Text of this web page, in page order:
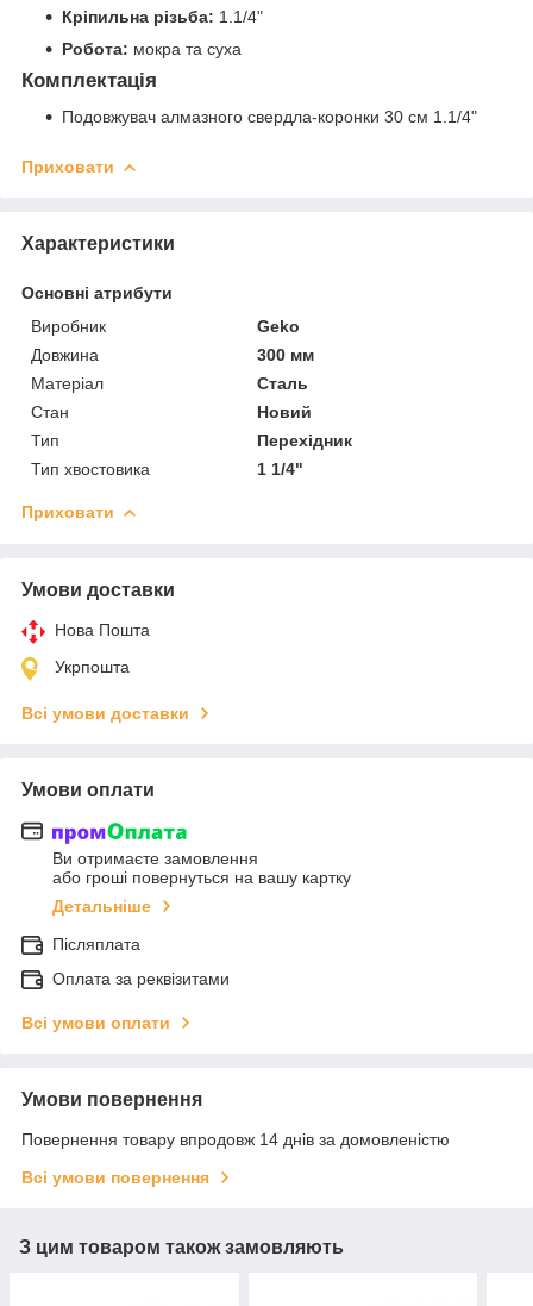
Кріпильна різьба: 1.1/4"
Робота: мокра та суха
Комплектація
Подовжувач алмазного свердла-коронки 30 см 1.1/4"
Приховати
Характеристики
Основні атрибути
Виробник
Geko
Довжина
300 мм
Матеріал
Сталь
Стан
Новий
Тип
Перехідник
Тип хвостовика
1 1/4"
Приховати
Умови доставки
Нова Пошта
Укрпошта
Всі умови доставки
Умови оплати
Ви отримаєте замовлення
або гроші повернуться на вашу картку
Детальніше
Післяплата
Оплата за реквізитами
Всі умови оплати
Умови повернення
Повернення товару впродовж 14 днів за домовленістю
Всі умови повернення
З цим товаром також замовляють